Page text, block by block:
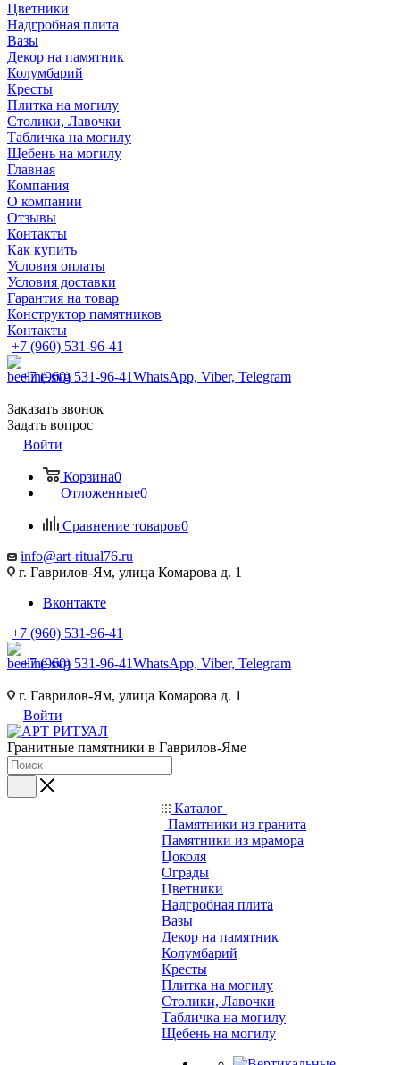
Цветники
Надгробная плита
Вазы
Декор на памятник
Колумбарий
Кресты
Плитка на могилу
Столики, Лавочки
Табличка на могилу
Щебень на могилу
Главная
Компания
О компании
Отзывы
Контакты
Как купить
Условия оплаты
Условия доставки
Гарантия на товар
Конструктор памятников
Контакты
+7 (960) 531-96-41
+7 (960) 531-96-41WhatsApp, Viber, Telegram
Заказать звонок
Задать вопрос
Войти
Корзина0
Отложенные0
Сравнение товаров0
info@art-ritual76.ru
г. Гаврилов-Ям, улица Комарова д. 1
Вконтакте
+7 (960) 531-96-41
+7 (960) 531-96-41WhatsApp, Viber, Telegram
г. Гаврилов-Ям, улица Комарова д. 1
Войти
Гранитные памятники в Гаврилов-Яме
Каталог
Памятники из гранита
Памятники из мрамора
Цоколя
Ограды
Цветники
Надгробная плита
Вазы
Декор на памятник
Колумбарий
Кресты
Плитка на могилу
Столики, Лавочки
Табличка на могилу
Щебень на могилу